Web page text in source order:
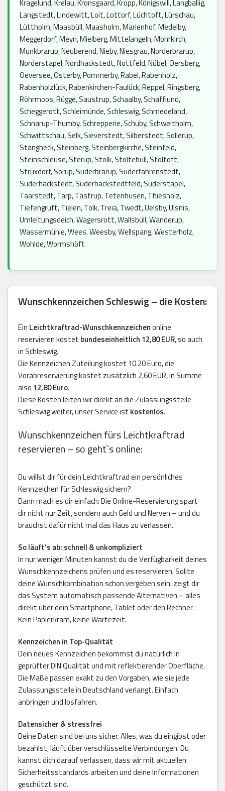
Kragelund, Krelau, Kronsgaard, Kropp, Königswill, Langballig,
Langstedt, Lindewitt, Loit, Lottorf, Lüchtoft, Lürschau,
Lüttholm, Maasbüll, Maasholm, Marienhof, Medelby,
Meggerdorf, Meyn, Mielberg, Mittelangeln, Mohrkirch,
Munkbrarup, Neuberend, Nieby, Niesgrau, Norderbrarup,
Norderstapel, Nordhackstedt, Nottfeld, Nübel, Oersberg,
Oeversee, Osterby, Pommerby, Rabel, Rabenholz,
Rabenholzlück, Rabenkirchen-Faulück, Reppel, Ringsberg,
Röhrmoos, Rügge, Saustrup, Schaalby, Schafflund,
Scheggerott, Schleimünde, Schleswig, Schmedeland,
Schnarup-Thumby, Schrepperie, Schuby, Schweltholm,
Schwittschau, Selk, Sieverstedt, Silberstedt, Sollerup,
Stangheck, Steinberg, Steinbergkirche, Steinfeld,
Steinschleuse, Sterup, Stolk, Stoltebüll, Stoltoft,
Struxdorf, Sörup, Süderbrarup, Süderfahrenstedt,
Süderhackstedt, Süderhackstedtfeld, Süderstapel,
Taarstedt, Tarp, Tastrup, Tetenhusen, Thiesholz,
Tiefengruft, Tielen, Tolk, Treia, Twedt, Uelsby, Ulsnis,
Umleitungsdeich, Wagersrott, Wallsbüll, Wanderup,
Wassermühle, Wees, Weesby, Wellspang, Westerholz,
Wohlde, Wormshöft
Wunschkennzeichen Schleswig – die Kosten:
Ein Leichtkraftrad-Wunschkennzeichenonline
reservieren kostet bundeseinheitlich 12,80 EUR, so auch
in Schleswig.
Die Kennzeichen Zuteilung kostet 10.20 Euro, die
Vorabreservierung kostet zusätzlich 2,60 EUR, in Summe
also 12,80 Euro.
Diese Kosten leiten wir direkt an die Zulassungsstelle
Schleswig weiter, unser Service ist kostenlos.
Wunschkennzeichen fürs Leichtkraftrad
reservieren – so geht`s online:
Du willst dir für dein Leichtkraftrad ein persönliches
Kennzeichen für Schleswig sichern?
Dann mach es dir einfach: Die Online-Reservierung spart
dir nicht nur Zeit, sondern auch Geld und Nerven – und du
brauchst dafür nicht mal das Haus zu verlassen.
So läuft’s ab: schnell & unkompliziert
In nur wenigen Minuten kannst du die Verfügbarkeit deines
Wunschkennzeichens prüfen und es reservieren. Sollte
deine Wunschkombination schon vergeben sein, zeigt dir
das System automatisch passende Alternativen – alles
direkt über dein Smartphone, Tablet oder den Rechner.
Kein Papierkram, keine Wartezeit.
Kennzeichen in Top-Qualität
Dein neues Kennzeichen bekommst du natürlich in
geprüfter DIN Qualität und mit reflektierender Oberfläche.
Die Maße passen exakt zu den Vorgaben, wie sie jede
Zulassungsstelle in Deutschland verlangt. Einfach
anbringen und losfahren.
Datensicher & stressfrei
Deine Daten sind bei uns sicher. Alles, was du eingibst oder
bezahlst, läuft über verschlüsselte Verbindungen. Du
kannst dich darauf verlassen, dass wir mit aktuellen
Sicherheitsstandards arbeiten und deine Informationen
geschützt sind.